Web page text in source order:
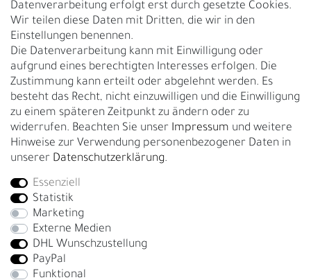
Kontakt
Über uns
Rückgabe
Gürtelgröße messen
Garantie
GESCHÄFTSKUNDEN & HÄNDLER
B2B Geschäftskunden
Bei Fragen wenden Sie sich direkt an unser Service-Team.
+4917663727338
Montag - Freitag, 09:00 - 14:00
info@fronhofer.com
Gürtelmanufaktur Fronhofer, 93053 Regensburg, Nelkenweg 3b
Datenverarbeitung erfolgt erst durch gesetzte Cookies.
Wir teilen diese Daten mit Dritten, die wir in den
Einstellungen benennen.
Die Datenverarbeitung kann mit Einwilligung oder
aufgrund eines berechtigten Interesses erfolgen. Die
Zustimmung kann erteilt oder abgelehnt werden. Es
besteht das Recht, nicht einzuwilligen und die Einwilligung
zu einem späteren Zeitpunkt zu ändern oder zu
widerrufen. Beachten Sie unser Impressum und weitere
Hinweise zur Verwendung personenbezogener Daten in
unserer Daten­schutz­erklärung.
Essenziell
Statistik
Marketing
Externe Medien
DHL Wunschzustellung
PayPal
Funktional